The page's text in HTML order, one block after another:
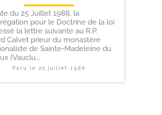
du 25 Juillet 1988, la
pour le Doctrine de la loi
la lettre suivante au R.P.
Calvet prieur du monastère
de Sainte-Madeleine du
(Vauclu...
Paru le 25 juillet 1988